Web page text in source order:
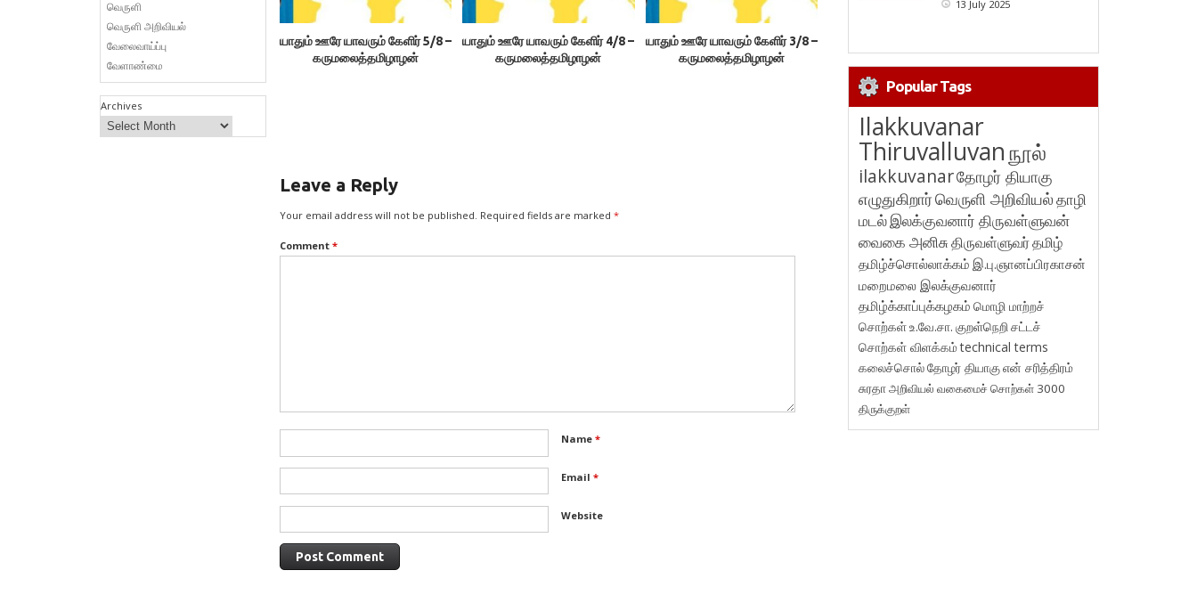
யாதும் ஊரே யாவரும் கேளிர் 5/8 –
கருமலைத்தமிழாழன்
யாதும் ஊரே யாவரும் கேளிர் 4/8 –
கருமலைத்தமிழாழன்
யாதும் ஊரே யாவரும் கேளிர் 3/8 –
கருமலைத்தமிழாழன்
Leave a Reply
Your email address will not be published. Required fields are marked *
Comment *
Name *
Email *
Website
வெருளி
வெருளி அறிவியல்
வேலைவாய்ப்பு
வேளாண்மை
Archives
13 July 2025
Popular Tags
Ilakkuvanar
Thiruvalluvanநூல்
ilakkuvanarதோழர் தியாகு
எழுதுகிறார்வெருளி அறிவியல்தாழி
மடல்இலக்குவனார் திருவள்ளுவன்
வைகை அனிசுதிருவள்ளுவர்தமிழ்
தமிழ்ச்சொல்லாக்கம் இ.பு.ஞானப்பிரகாசன்
மறைமலை இலக்குவனார்
தமிழ்க்காப்புக்கழகம் மொழி மாற்றச்
சொற்கள்உ.வே.சா. குறள்நெறி சட்டச்
சொற்கள் விளக்கம்technical terms
கலைச்சொல்தோழர் தியாகுஎன் சரித்திரம்
சுரதாஅறிவியல் வகைமைச் சொற்கள் 3000
திருக்குறள்